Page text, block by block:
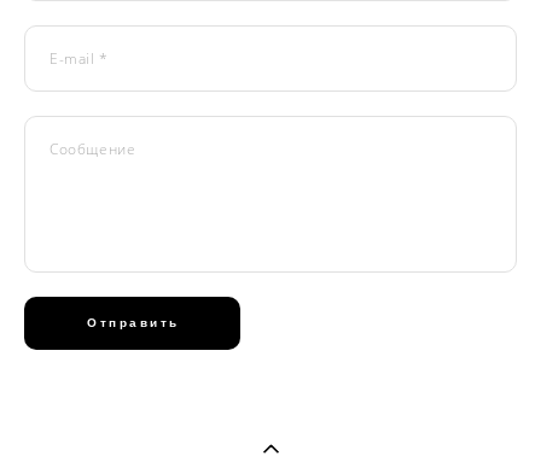
E-mail *
Сообщение
Отправить